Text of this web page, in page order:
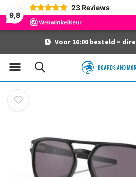
9,8
23 Reviews
Voor 16:00 besteld =